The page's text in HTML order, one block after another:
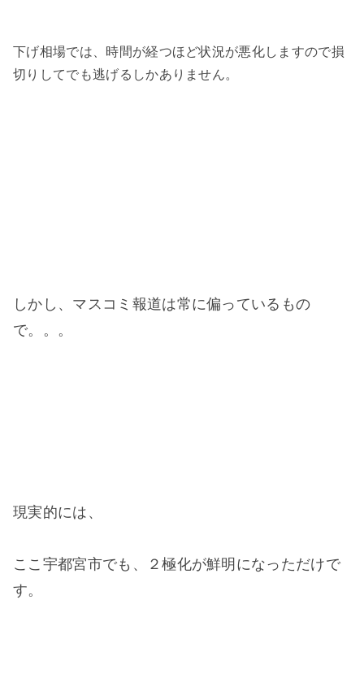
下げ相場では、時間が経つほど状況が悪化しますので損
切りしてでも逃げるしかありません。
しかし、マスコミ報道は常に偏っているもの
で。。。
現実的には、
ここ宇都宮市でも、２極化が鮮明になっただけで
す。